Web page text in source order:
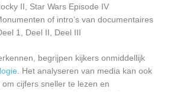
II, Star Wars Episode IV
of intro’s van documentaires
1, Deel II, Deel III
begrijpen kijkers onmiddellijk
. Het analyseren van media kan ook
cijfers sneller te lezen en